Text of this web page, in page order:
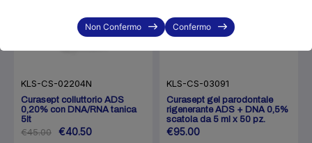
KLS-CS-02204N
Curasept colluttorio ADS
0,20% con DNA/RNA tanica
5lt
€45.00 €40.50
KLS-CS-03091
Curasept gel parodontale
rigenerante ADS + DNA 0,5%
scatola da 5 ml x 50 pz.
€95.00
Non Confermo Confermo